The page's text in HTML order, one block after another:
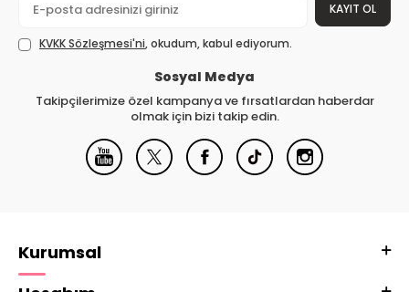
KAYIT OL
KVKK Sözleşmesi'ni, okudum, kabul ediyorum.
Sosyal Medya
Takipçilerimize özel kampanya ve fırsatlardan haberdar
olmak için bizi takip edin.
Kurumsal